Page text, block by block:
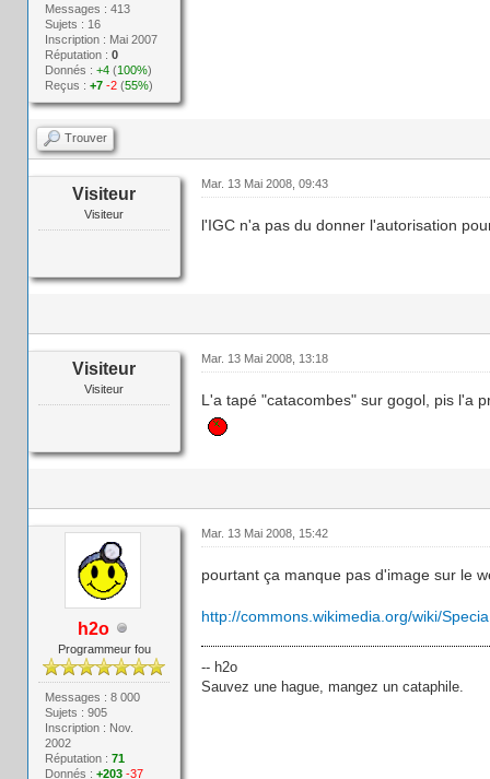
Messages : 413
Sujets : 16
Inscription : Mai 2007
Réputation :0
Donnés :+4 (100%)
Reçus :+7 -2 (55%)
Trouver
Visiteur
Visiteur
Mar. 13 Mai 2008, 09:43
l'IGC n'a pas du donner l'autorisation
Visiteur
Visiteur
Mar. 13 Mai 2008, 13:18
L'a tapé "catacombes" sur gogol, pis l'a
h2o
Programmeur fou
Messages : 8 000
Sujets : 905
Inscription : Nov.
2002
Réputation :71
Donnés :+203 -37
Mar. 13 Mai 2008, 15:42
pourtant ça manque pas d'image sur le
http://commons.wikimedia.org/wiki/
-- h2o
Sauvez une hague, mangez un cataphile.